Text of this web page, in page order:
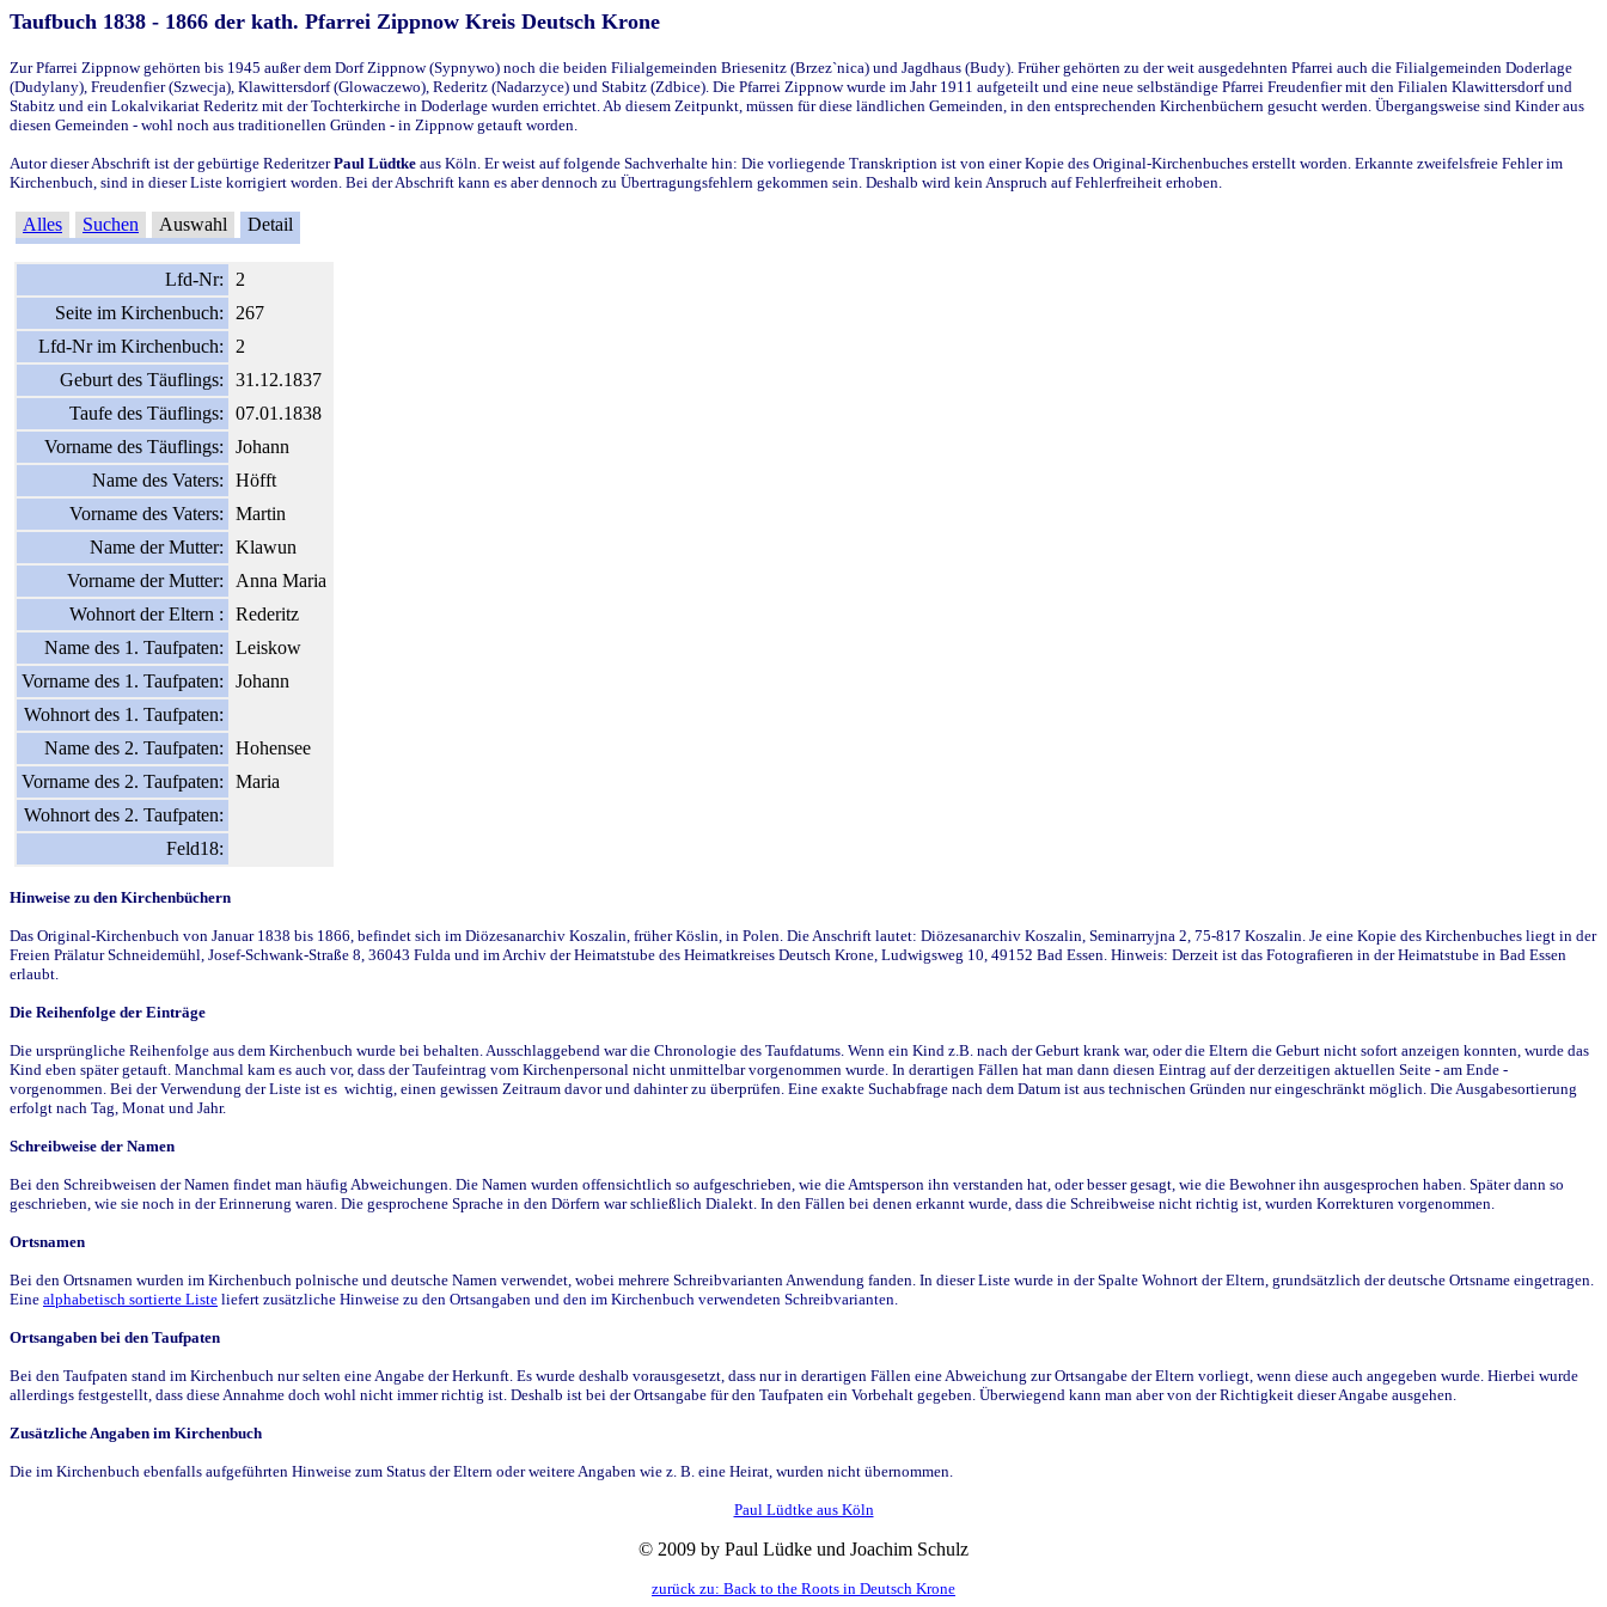
Taufbuch 1838 - 1866 der kath. Pfarrei Zippnow Kreis Deutsch Krone
Zur Pfarrei Zippnow gehörten bis 1945 außer dem Dorf Zippnow (Sypnywo) noch die beiden Filialgemeinden Briesenitz (Brzez`nica) und Jagdhaus (Budy). Früher gehörten zu der weit ausgedehnten Pfarrei auch die Filialgemeinden Doderlage
(Dudylany), Freudenfier (Szwecja), Klawittersdorf (Glowaczewo), Rederitz (Nadarzyce) und Stabitz (Zdbice). Die Pfarrei Zippnow wurde im Jahr 1911 aufgeteilt und eine neue selbständige Pfarrei Freudenfier mit den Filialen Klawittersdorf und
Stabitz und ein Lokalvikariat Rederitz mit der Tochterkirche in Doderlage wurden errichtet. Ab diesem Zeitpunkt, müssen für diese ländlichen Gemeinden, in den entsprechenden Kirchenbüchern gesucht werden. Übergangsweise sind Kinder aus
diesen Gemeinden - wohl noch aus traditionellen Gründen - in Zippnow getauft worden.
Autor dieser Abschrift ist der gebürtige RederitzerPaul Lüdtke aus Köln. Er weist auf folgende Sachverhalte hin: Die vorliegende Transkription ist von einer Kopie des Original-Kirchenbuches erstellt worden. Erkannte zweifelsfreie Fehler im
Kirchenbuch, sind in dieser Liste korrigiert worden. Bei der Abschrift kann es aber dennoch zu Übertragungsfehlern gekommen sein. Deshalb wird kein Anspruch auf Fehlerfreiheit erhoben.
Alles Suchen Auswahl Detail
Lfd-Nr:
2
Seite im Kirchenbuch:
267
Lfd-Nr im Kirchenbuch:
2
Geburt des Täuflings:
31.12.1837
Taufe des Täuflings:
07.01.1838
Vorname des Täuflings:
Johann
Name des Vaters:
Höfft
Vorname des Vaters:
Martin
Name der Mutter:
Klawun
Vorname der Mutter:
Anna Maria
Wohnort der Eltern :
Rederitz
Name des 1. Taufpaten:
Leiskow
Vorname des 1. Taufpaten:
Johann
Wohnort des 1. Taufpaten:
Name des 2. Taufpaten:
Hohensee
Vorname des 2. Taufpaten:
Maria
Wohnort des 2. Taufpaten:
Feld18:
Hinweise zu den Kirchenbüchern
Das Original-Kirchenbuch von Januar 1838 bis 1866, befindet sich im Diözesanarchiv Koszalin, früher Köslin, in Polen. Die Anschrift lautet: Diözesanarchiv Koszalin, Seminarryjna 2, 75-817 Koszalin. Je eine Kopie des Kirchenbuches liegt in der
Freien Prälatur Schneidemühl, Josef-Schwank-Straße 8, 36043 Fulda und im Archiv der Heimatstube des Heimatkreises Deutsch Krone, Ludwigsweg 10, 49152 Bad Essen. Hinweis: Derzeit ist das Fotografieren in der Heimatstube in Bad Essen
erlaubt.
Die Reihenfolge der Einträge
Die ursprüngliche Reihenfolge aus dem Kirchenbuch wurde bei behalten. Ausschlaggebend war die Chronologie des Taufdatums. Wenn ein Kind z.B. nach der Geburt krank war, oder die Eltern die Geburt nicht sofort anzeigen konnten, wurde das
Kind eben später getauft. Manchmal kam es auch vor, dass der Taufeintrag vom Kirchenpersonal nicht unmittelbar vorgenommen wurde. In derartigen Fällen hat man dann diesen Eintrag auf der derzeitigen aktuellen Seite - am Ende -
vorgenommen. Bei der Verwendung der Liste ist es wichtig, einen gewissen Zeitraum davor und dahinter zu überprüfen. Eine exakte Suchabfrage nach dem Datum ist aus technischen Gründen nur eingeschränkt möglich. Die Ausgabesortierung
erfolgt nach Tag, Monat und Jahr.
Schreibweise der Namen
Bei den Schreibweisen der Namen findet man häufig Abweichungen. Die Namen wurden offensichtlich so aufgeschrieben, wie die Amtsperson ihn verstanden hat, oder besser gesagt, wie die Bewohner ihn ausgesprochen haben. Später dann so
geschrieben, wie sie noch in der Erinnerung waren. Die gesprochene Sprache in den Dörfern war schließlich Dialekt. In den Fällen bei denen erkannt wurde, dass die Schreibweise nicht richtig ist, wurden Korrekturen vorgenommen.
Ortsnamen
Bei den Ortsnamen wurden im Kirchenbuch polnische und deutsche Namen verwendet, wobei mehrere Schreibvarianten Anwendung fanden. In dieser Liste wurde in der Spalte Wohnort der Eltern, grundsätzlich der deutsche Ortsname eingetragen.
Eine alphabetisch sortierte Liste liefert zusätzliche Hinweise zu den Ortsangaben und den im Kirchenbuch verwendeten Schreibvarianten.
Ortsangaben bei den Taufpaten
Bei den Taufpaten stand im Kirchenbuch nur selten eine Angabe der Herkunft. Es wurde deshalb vorausgesetzt, dass nur in derartigen Fällen eine Abweichung zur Ortsangabe der Eltern vorliegt, wenn diese auch angegeben wurde. Hierbei wurde
allerdings festgestellt, dass diese Annahme doch wohl nicht immer richtig ist. Deshalb ist bei der Ortsangabe für den Taufpaten ein Vorbehalt gegeben. Überwiegend kann man aber von der Richtigkeit dieser Angabe ausgehen.
Zusätzliche Angaben im Kirchenbuch
Die im Kirchenbuch ebenfalls aufgeführten Hinweise zum Status der Eltern oder weitere Angaben wie z. B. eine Heirat, wurden nicht übernommen.
Paul Lüdtke aus Köln
© 2009 by Paul Lüdke und Joachim Schulz
zurück zu: Back to the Roots in Deutsch Krone